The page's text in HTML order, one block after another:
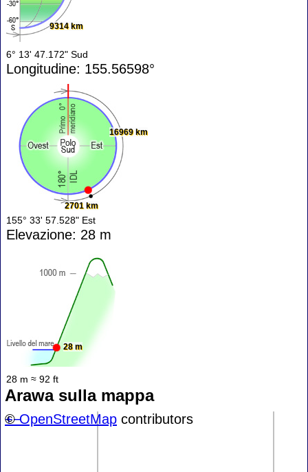
9314 km
6° 13' 47.172" Sud
Longitudine: 155.56598°
16969 km
2701 km
155° 33' 57.528" Est
Elevazione: 28 m
28 m
28 m ≈ 92 ft
Arawa sulla mappa
+−
©OpenStreetMap contributors